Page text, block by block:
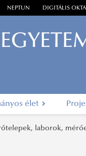
NEPTUN DIGITÁLIS
élet
laborok,